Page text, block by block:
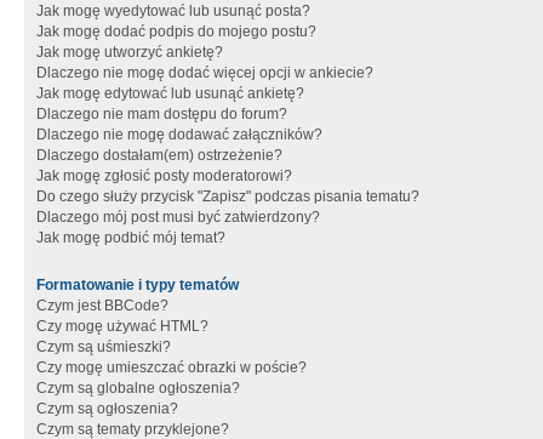
Jak mogę wyedytować lub usunąć posta?
Jak mogę dodać podpis do mojego postu?
Jak mogę utworzyć ankietę?
Dlaczego nie mogę dodać więcej opcji w ankiecie?
Jak mogę edytować lub usunąć ankietę?
Dlaczego nie mam dostępu do forum?
Dlaczego nie mogę dodawać załączników?
Dlaczego dostałam(em) ostrzeżenie?
Jak mogę zgłosić posty moderatorowi?
Do czego służy przycisk "Zapisz" podczas pisania tematu?
Dlaczego mój post musi być zatwierdzony?
Jak mogę podbić mój temat?
Formatowanie i typy tematów
Czym jest BBCode?
Czy mogę używać HTML?
Czym są uśmieszki?
Czy mogę umieszczać obrazki w poście?
Czym są globalne ogłoszenia?
Czym są ogłoszenia?
Czym są tematy przyklejone?